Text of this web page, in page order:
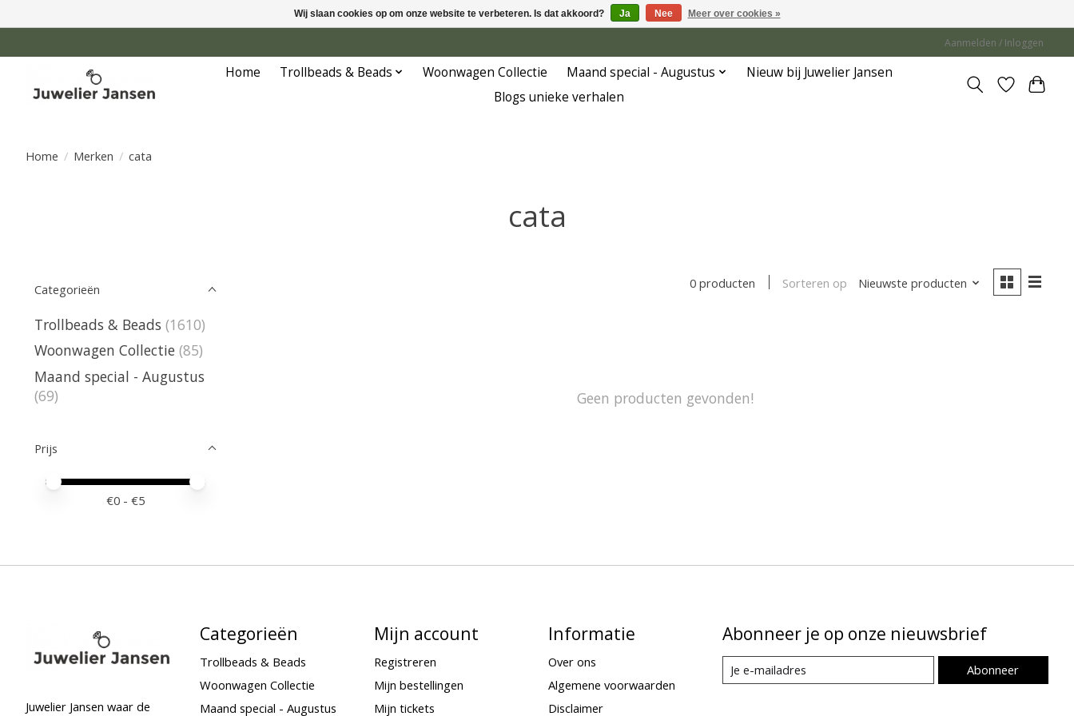
Aanmelden / Inloggen
Home Trollbeads & Beads Woonwagen Collectie Maand special - Augustus
Nieuw bij Juwelier Jansen
Blogs unieke verhalen
Home / Merken / cata
cata
Categorieën
Trollbeads & Beads (1610)
Woonwagen Collectie (85)
Maand special - Augustus
(69)
Prijs
Minimale prijswaarde
Price maximum value
€0 - €5
0 producten Sorteren op Nieuwste producten
Geen producten gevonden!
Juwelier Jansen waar de
Categorieën
Trollbeads & Beads
Woonwagen Collectie
Maand special - Augustus
Mijn account
Registreren
Mijn bestellingen
Mijn tickets
Informatie
Over ons
Algemene voorwaarden
Disclaimer
Abonneer je op onze nieuwsbrief
Abonneer
Wij slaan cookies op om onze website te verbeteren. Is dat akkoord? Ja Nee Meer over cookies »